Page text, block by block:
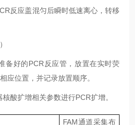
反应盖混匀后瞬时低速离心，转移
备好的PCR反应管，放置在实时荧
应位置，并记录放置顺序。
核酸扩增相关参数进行PCR扩增。
FAM通道采集布